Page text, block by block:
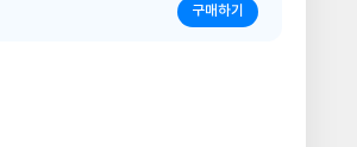
구매하기